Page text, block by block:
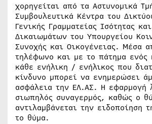
χορηγείται από τα Αστυνομικά
Συμβουλευτικά Κέντρα του
Γενικής Γραμματείας Ισότητας
Δικαιωμάτων του Υπουργείου
Συνοχής και Οικογένειας. Μέσα
τηλέφωνο και με το πάτημα ενός
κάθε ενήλικη / ενήλικος που
κίνδυνο μπορεί να ενημερώσει
ασφάλεια την ΕΛ.ΑΣ. Η εφαρμογή
σιωπηλός συναγερμός, καθώς ο
αντιλαμβάνεται την ειδοποίηση
το θύμα.